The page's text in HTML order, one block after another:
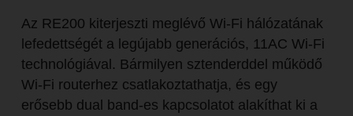
Az RE200 kiterjeszti meglévő Wi-Fi hálózatának
lefedettségét a legújabb generációs, 11AC Wi-Fi
technológiával. Bármilyen sztenderddel működő
Wi-Fi routerhez csatlakoztathatja, és egy
erősebb dual band-es kapcsolatot alakíthat ki a